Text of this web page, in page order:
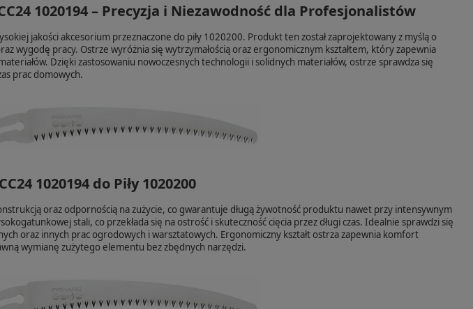
1020194 – Precyzja i Niezawodność dla Profesjonalistów
jakości akcesorium przeznaczone do piły 1020200. Produkt ten został zaprojektowany z myślą o
wygodę pracy. Ostrze wyróżnia się wytrzymałością oraz ergonomicznym kształtem, który zapewnia
Dzięki zastosowaniu nowoczesnych technologii i solidnych materiałów, ostrze sprawdza się
prac domowych.
1020194 do Piły 1020200
oraz odpornością na zużycie, co gwarantuje długą żywotność produktu nawet przy intensywnym
stali, co przekłada się na ostrość i skuteczność cięcia przez długi czas. Idealnie sprawdzi się
oraz innych prac ogrodowych i warsztatowych. Ergonomiczny kształt ostrza zapewnia komfort
wymianę zużytego elementu bez zbędnych narzędzi.